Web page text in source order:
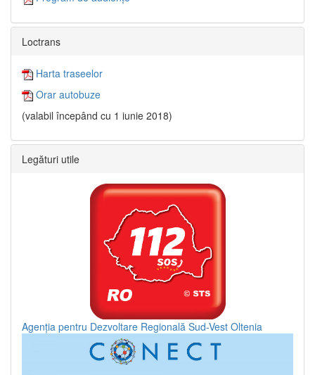
Loctrans
Harta traseelor
Orar autobuze
(valabil începând cu 1 iunie 2018)
Legături utile
Agenția pentru Dezvoltare Regională Sud-Vest Oltenia